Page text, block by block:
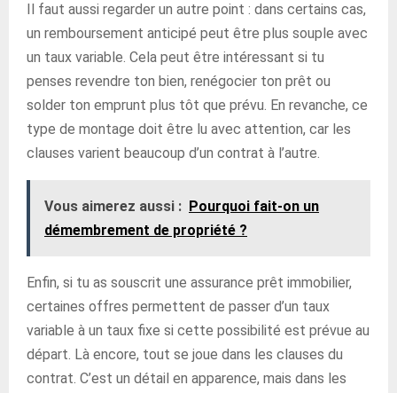
Il faut aussi regarder un autre point : dans certains cas,
un remboursement anticipé peut être plus souple avec
un taux variable. Cela peut être intéressant si tu
penses revendre ton bien, renégocier ton prêt ou
solder ton emprunt plus tôt que prévu. En revanche, ce
type de montage doit être lu avec attention, car les
clauses varient beaucoup d’un contrat à l’autre.
Vous aimerez aussi : Pourquoi fait-on un
démembrement de propriété ?
Enfin, si tu as souscrit une assurance prêt immobilier,
certaines offres permettent de passer d’un taux
variable à un taux fixe si cette possibilité est prévue au
départ. Là encore, tout se joue dans les clauses du
contrat. C’est un détail en apparence, mais dans les